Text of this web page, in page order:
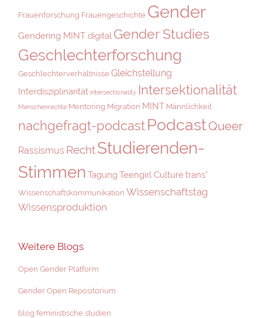
Frauenforschung Frauengeschichte Gender
Gendering MINT digital Gender Studies
Geschlechterforschung
Geschlechterverhältnisse Gleichstellung
Interdisziplinarität intersectionality Intersektionalität
Menschenrechte Mentoring Migration MINT Männlichkeit
nachgefragt-podcastPodcastQueer
Rassismus RechtStudierenden-
Stimmen Tagung Teengirl Culturetrans*
Wissenschaftskommunikation Wissenschaftstag
Wissensproduktion
Weitere Blogs
Open Gender Platform
Gender Open Repositorium
blog feministische studien